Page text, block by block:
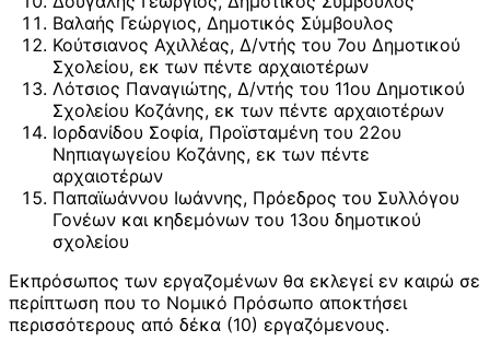
Βαλαής Γεώργιος, Δημοτικός Σύμβουλος
Κούτσιανος Αχιλλέας, Δ/ντής του 7ου Δημοτικού
Σχολείου, εκ των πέντε αρχαιοτέρων
Λότσιος Παναγιώτης, Δ/ντής του 11ου Δημοτικού
Σχολείου Κοζάνης, εκ των πέντε αρχαιοτέρων
Ιορδανίδου Σοφία, Προϊσταμένη του 22ου
Νηπιαγωγείου Κοζάνης, εκ των πέντε
αρχαιοτέρων
Παπαϊωάννου Ιωάννης, Πρόεδρος του Συλλόγου
Γονέων και κηδεμόνων του 13ου δημοτικού
σχολείου
Εκπρόσωπος των εργαζομένων θα εκλεγεί εν καιρώ σε
περίπτωση που το Νομικό Πρόσωπο αποκτήσει
περισσότερους από δέκα (10) εργαζόμενους.